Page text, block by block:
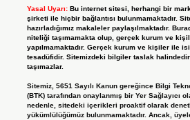
Yasal Uyarı: Bu internet sitesi, herhangi bir
şirketi ile hiçbir bağlantısı bulunmamaktadır.
hazırladığımız makaleler paylaşılmaktadır.
niteliği taşımamakta olup, gerçek kurum ve
yapılmamaktadır. Gerçek kurum ve kişiler ile
tesadüfidir. Sitemizdeki bilgiler taslak
taşımazlar.
Sitemiz, 5651 Sayılı Kanun gereğince Bilgi
(BTK) tarafından onaylanmış bir Yer Sağlayıcı
nedenle, sitedeki içerikleri proaktif olarak
yükümlülüğümüz bulunmamaktadır. Ancak,